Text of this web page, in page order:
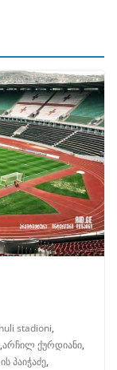
stadioni,
,არჩილ ქურდიანი,
პაიჭაძე,